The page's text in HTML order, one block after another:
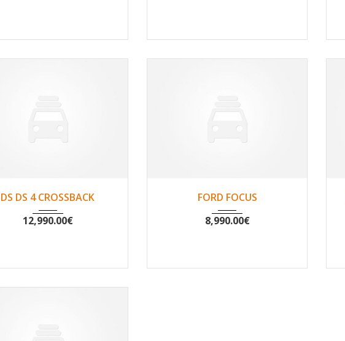
2016 Non 129171
DS DS 4 CROSSBACK
12,990.00€
2015 Non 122710
FORD FOCUS
8,990.00€